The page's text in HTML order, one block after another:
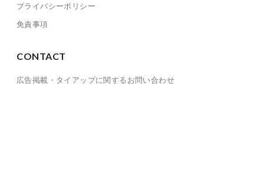
プライバシーポリシー
免責事項
CONTACT
広告掲載・タイアップに関するお問い合わせ